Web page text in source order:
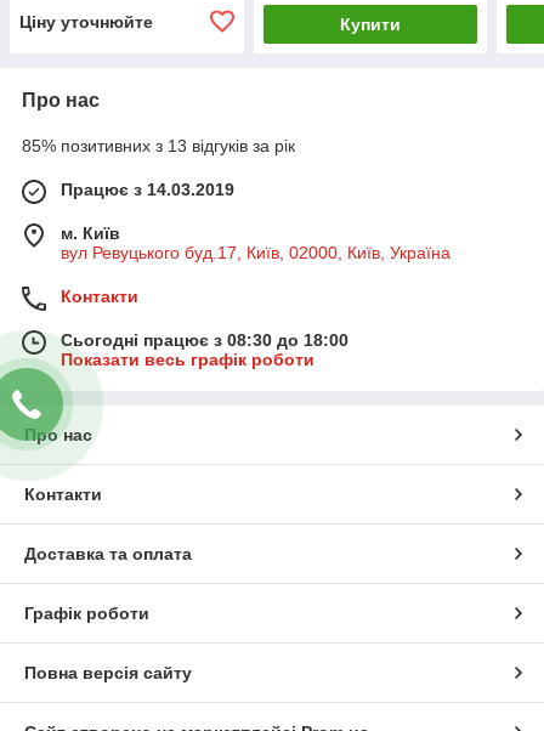
Ціну уточнюйте Купити
Про нас
85% позитивних з 13 відгуків за рік
Працює з 14.03.2019
м. Київ
вул Ревуцького буд.17, Київ, 02000, Київ, Україна
Контакти
Сьогодні працює з 08:30 до 18:00
Показати весь графік роботи
Про нас
Контакти
Доставка та оплата
Графік роботи
Повна версія сайту